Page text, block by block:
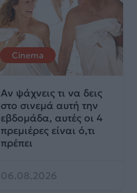
Cinema
Αν ψάχνεις τι να δεις
στο σινεμά αυτή την
εβδομάδα, αυτές οι 4
πρεμιέρες είναι ό,τι
πρέπει
06.08.2026